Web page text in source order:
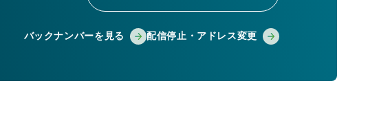
バックナンバーを見る 配信停止・アドレス変更